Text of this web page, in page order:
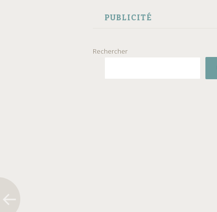
PUBLICITÉ
Rechercher